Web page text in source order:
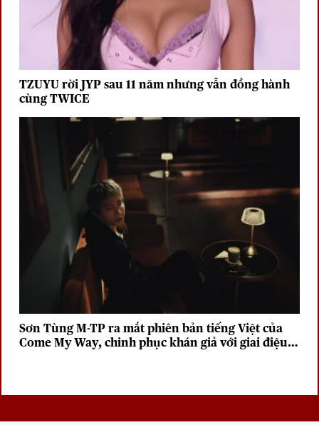
TZUYU rời JYP sau 11 năm nhưng vẫn đồng hành
cùng TWICE
Sơn Tùng M-TP ra mắt phiên bản tiếng Việt của
Come My Way, chinh phục khán giả với giai điệu